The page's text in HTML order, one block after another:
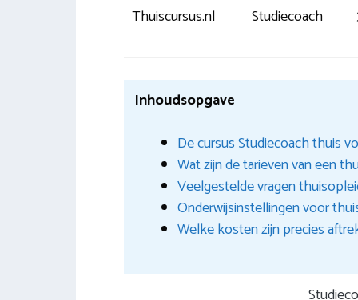
Thuiscursus.nl
Studiecoach
Inhoudsopgave
De cursus Studiecoach thuis
Wat zijn de tarieven van een
Veelgestelde vragen
Onderwijsinstellingen voor
Welke kosten zijn precies